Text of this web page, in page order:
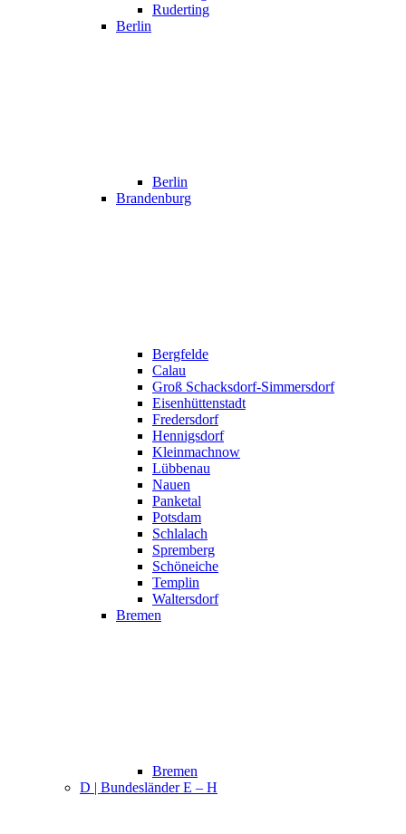
Ruderting
Berlin
Berlin
Brandenburg
Bergfelde
Calau
Groß Schacksdorf-Simmersdorf
Eisenhüttenstadt
Fredersdorf
Hennigsdorf
Kleinmachnow
Lübbenau
Nauen
Panketal
Potsdam
Schlalach
Spremberg
Schöneiche
Templin
Waltersdorf
Bremen
Bremen
D | Bundesländer E – H